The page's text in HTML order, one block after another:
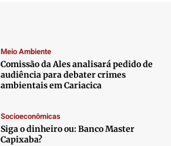
Meio Ambiente
Comissão da Ales analisará pedido de
audiência para debater crimes
ambientais em Cariacica
Socioeconômicas
Siga o dinheiro ou: Banco Master
Capixaba?